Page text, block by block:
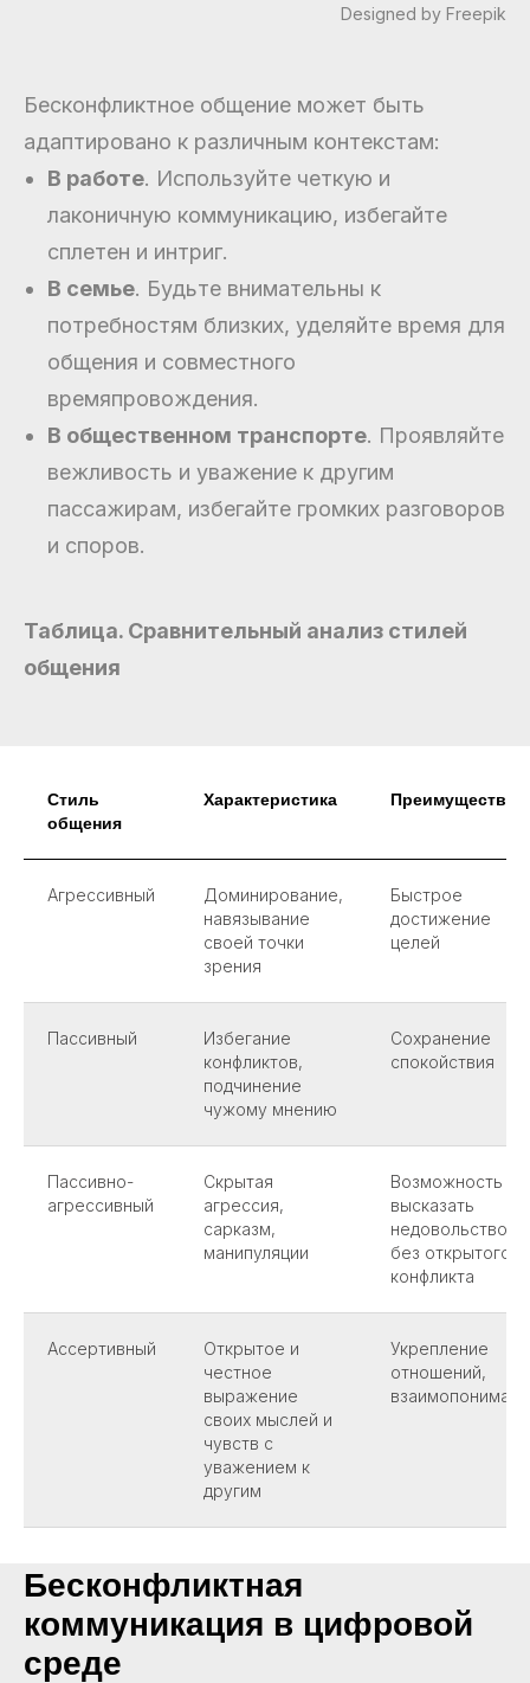
Designed by Freepik
Бесконфликтное общение может быть
адаптировано к различным контекстам:
В работе. Используйте четкую и
лаконичную коммуникацию, избегайте
сплетен и интриг.
В семье. Будьте внимательны к
потребностям близких, уделяйте время для
общения и совместного
времяпровождения.
В общественном транспорте. Проявляйте
вежливость и уважение к другим
пассажирам, избегайте громких разговоров
и споров.
Таблица. Сравнительный анализ стилей
общения
Стиль
общения
Характеристика Преимущества
Агрессивный
Доминирование,
навязывание
своей точки
зрения
Быстрое
достижение
целей
Пассивный
Избегание
конфликтов,
подчинение
чужому мнению
Сохранение
спокойствия
Пассивно-
агрессивный
Скрытая
агрессия,
сарказм,
манипуляции
Возможность
высказать
недовольство
без открытого
конфликта
Ассертивный
Открытое и
честное
выражение
своих мыслей и
чувств с
уважением к
другим
Укрепление
отношений,
Бесконфликтная
коммуникация в цифровой
среде